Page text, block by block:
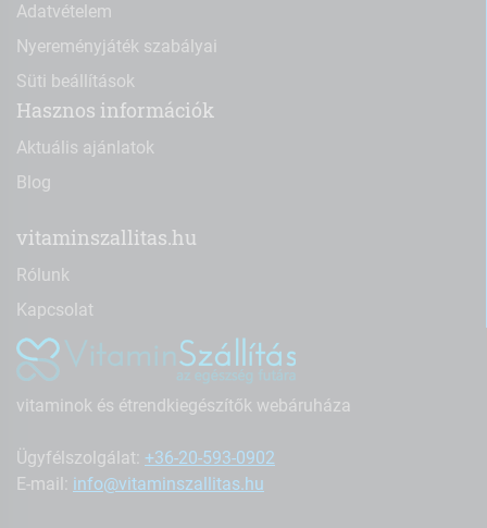
Adatvételem
Nyereményjáték szabályai
Süti beállítások
Hasznos információk
Aktuális ajánlatok
Blog
vitaminszallitas.hu
Rólunk
Kapcsolat
vitaminok és étrendkiegészítők webáruháza
Ügyfélszolgálat: +36-20-593-0902
E-mail: info@vitaminszallitas.hu